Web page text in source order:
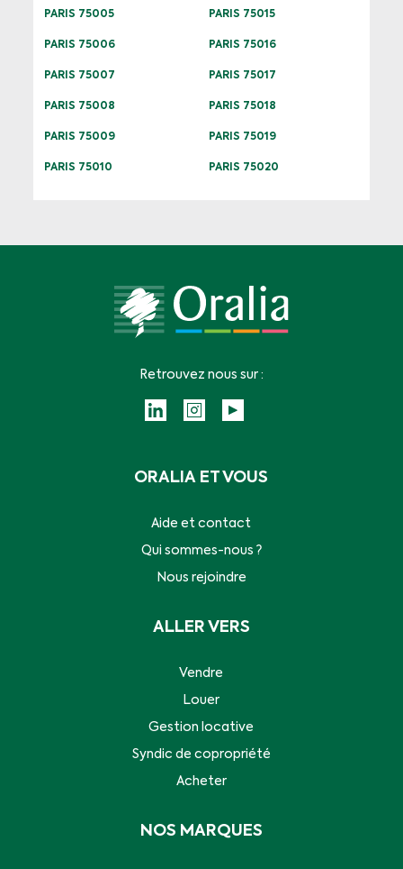
PARIS 75005
PARIS 75006
PARIS 75007
PARIS 75008
PARIS 75009
PARIS 75010
PARIS 75015
PARIS 75016
PARIS 75017
PARIS 75018
PARIS 75019
PARIS 75020
ORALIA ET VOUS
Aide et contact
Qui sommes-nous ?
Nous rejoindre
ALLER VERS
Vendre
Louer
Gestion locative
Syndic de copropriété
Acheter
NOS MARQUES
Retrouvez nous sur :